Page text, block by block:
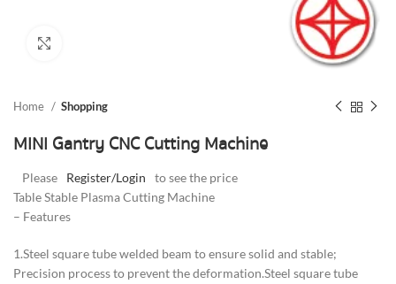
Home Shopping
MINI Gantry CNC Cutting Machine
Please Register/Login
to see the price
Table Stable Plasma Cutting Machine
– Features
1.Steel square tube welded beam to ensure solid and stable;
Precision process to prevent the deformation.Steel square tube